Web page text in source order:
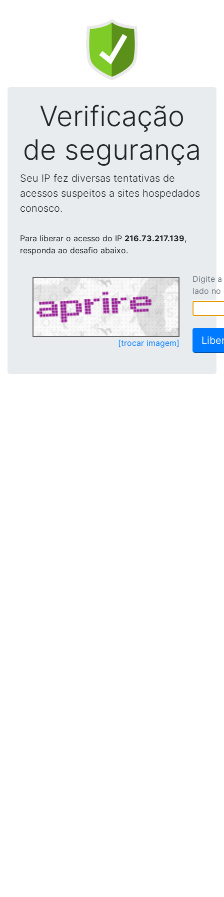
Verificação
de segurança
Seu IP fez diversas tentativas de
acessos suspeitos a sites hospedados
conosco.
Para liberar o acesso do IP 216.73.217.139,
responda ao desafio abaixo.
[trocar imagem]
Digite
lado no